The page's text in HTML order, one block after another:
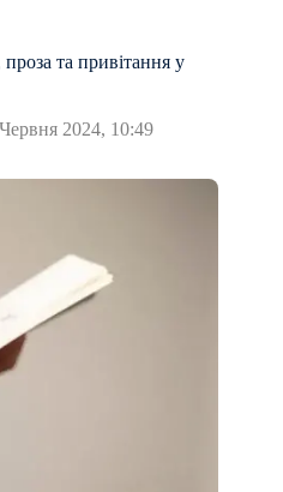
та привітання у
2024, 10:49